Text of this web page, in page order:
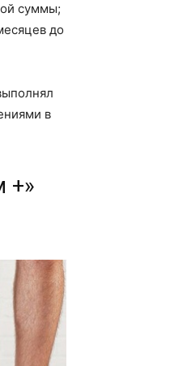
суммы;
до
в
+»